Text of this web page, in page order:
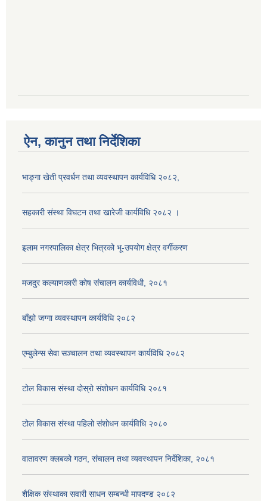
ऐन, कानुन तथा निर्देशिका
भाङ्गा खेती प्रवर्धन तथा व्यवस्थापन कार्यविधि २०८२,
सहकारी संस्था विघटन तथा खारेजी कार्यविधि २०८२ ।
इलाम नगरपालिका क्षेत्र भित्रको भू-उपयोग क्षेत्र वर्गीकरण
मजदुर कल्याणकारी कोष संचालन कार्यविधी, २०८१
बाँझो जग्गा व्यवस्थापन कार्यविधि २०८२
एम्बुलेन्स सेवा सञ्चालन तथा व्यवस्थापन कार्यविधि २०८२
टोल विकास संस्था दोस्रो संशोधन कार्यविधि २०८१
टोल विकास संस्था पहिलो संशोधन कार्यविधि २०८०
वातावरण क्लबको गठन, संचालन तथा व्यवस्थापन निर्देशिका, २०८१
शैक्षिक संस्थाका सवारी साधन सम्बन्धी मापदण्ड २०८२